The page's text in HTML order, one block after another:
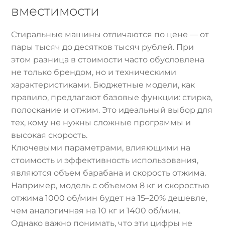
вместимости
Стиральные машины отличаются по цене — от
пары тысяч до десятков тысяч рублей. При
этом разница в стоимости часто обусловлена
не только брендом, но и техническими
характеристиками. Бюджетные модели, как
правило, предлагают базовые функции: стирка,
полоскание и отжим. Это идеальный выбор для
тех, кому не нужны сложные программы и
высокая скорость.
Ключевыми параметрами, влияющими на
стоимость и эффективность использования,
являются объем барабана и скорость отжима.
Например, модель с объемом 8 кг и скоростью
отжима 1000 об/мин будет на 15–20% дешевле,
чем аналогичная на 10 кг и 1400 об/мин.
Однако важно понимать, что эти цифры не